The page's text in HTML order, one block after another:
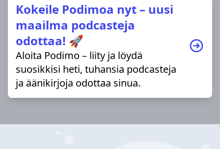
Kokeile Podimoa nyt – uusi
maailma podcasteja
odottaa! 🚀
Aloita Podimo – liity ja löydä
suosikkisi heti, tuhansia podcasteja
ja äänikirjoja odottaa sinua.